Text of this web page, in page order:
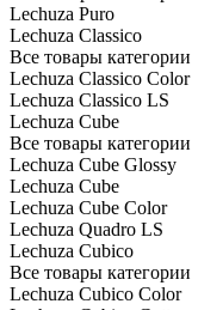
Lechuza Puro
Lechuza Classico
Все товары категории
Lechuza Classico Color
Lechuza Classico LS
Lechuza Cube
Все товары категории
Lechuza Cube Glossy
Lechuza Cube
Lechuza Cube Color
Lechuza Quadro LS
Lechuza Cubico
Все товары категории
Lechuza Cubico Color